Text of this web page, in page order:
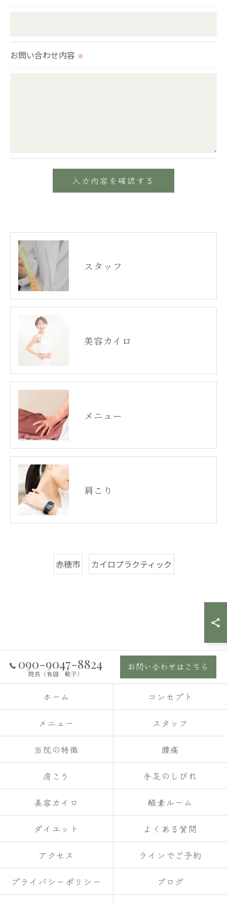
当社では、お客様の個人情報の開示･訂正･削除・利
す。
個人情報の開示･訂正･削除・利用停止の具体的手続
きにつきましては、お電話でお問合せ下さい。
お問い合わせ内容 ※
スタッフ
美容カイロ
メニュー
肩こり
赤穂市 カイロプラクティック
090-9047-8824
院長（有田 敬子）
お問い合わせはこちら
ホーム コンセプト
メニュー スタッフ
当院の特徴 腰痛
肩こり 手足のしびれ
美容カイロ 酸素ルーム
ダイエット よくある質問
アクセス ラインでご予約
プライバシーポリシー ブログ